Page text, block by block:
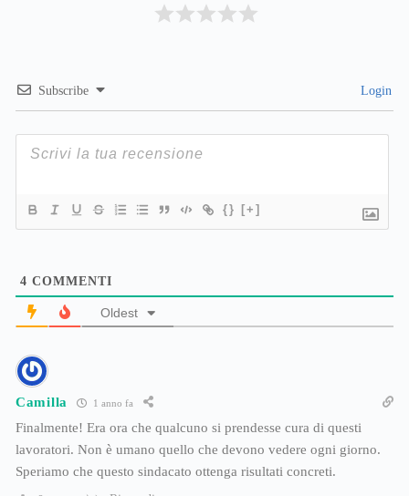
Subscribe Login
{} [+]
4 COMMENTI
Oldest
Camilla 1 anno fa
Finalmente! Era ora che qualcuno si prendesse cura di questi
lavoratori. Non è umano quello che devono vedere ogni giorno.
Speriamo che questo sindacato ottenga risultati concreti.